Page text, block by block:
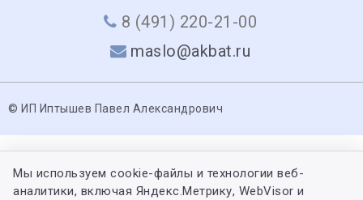
8 (491) 220-21-00
maslo@akbat.ru
© ИП Иптышев Павел Александрович
Мы используем cookie-файлы и технологии веб-
аналитики, включая Яндекс.Метрику, WebVisor и